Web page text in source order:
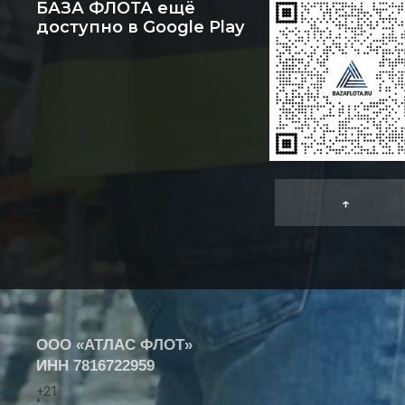
БАЗА ФЛОТА ещё
доступно в Google Play
↑
ООО «АТЛАС ФЛОТ»
ИНН 7816722959
+21